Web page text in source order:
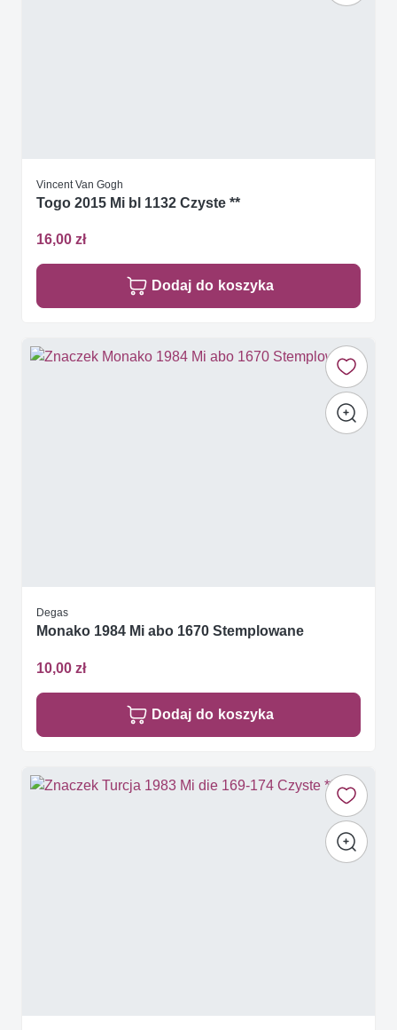
Vincent Van Gogh
Togo 2015 Mi bl 1132 Czyste **
16,00 zł
Dodaj do koszyka
Degas
Monako 1984 Mi abo 1670 Stemplowane
10,00 zł
Dodaj do koszyka